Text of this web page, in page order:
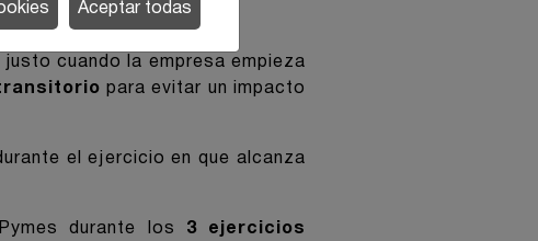
cuando la empresa empieza
para evitar un impacto
el ejercicio en que alcanza
durante los 3 ejercicios
Aceptar todas